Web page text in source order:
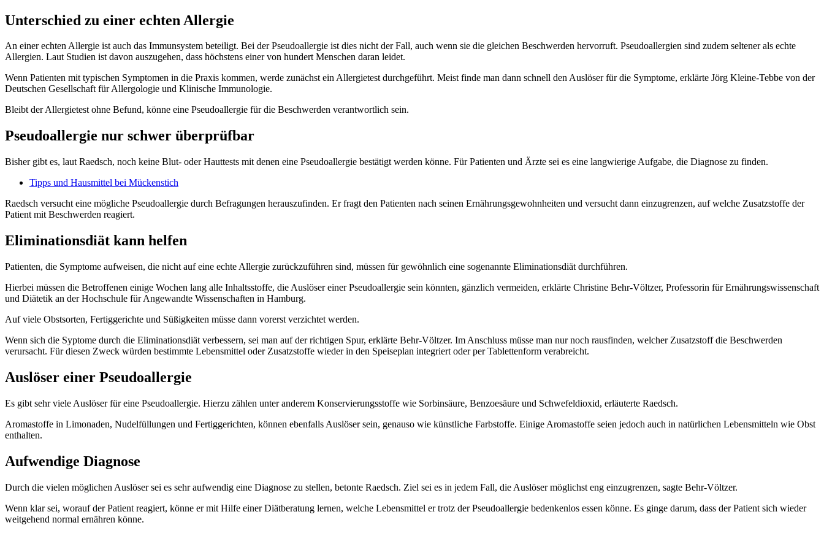
Unterschied zu einer echten Allergie
An einer echten Allergie ist auch das Immunsystem beteiligt. Bei der Pseudoallergie ist dies nicht der Fall, auch wenn sie die gleichen Beschwerden hervorruft. Pseudoallergien sind zudem seltener als echte
Allergien. Laut Studien ist davon auszugehen, dass höchstens einer von hundert Menschen daran leidet.
Wenn Patienten mit typischen Symptomen in die Praxis kommen, werde zunächst ein Allergietest durchgeführt. Meist finde man dann schnell den Auslöser für die Symptome, erklärte Jörg Kleine-Tebbe von der
Deutschen Gesellschaft für Allergologie und Klinische Immunologie.
Bleibt der Allergietest ohne Befund, könne eine Pseudoallergie für die Beschwerden verantwortlich sein.
Pseudoallergie nur schwer überprüfbar
Bisher gibt es, laut Raedsch, noch keine Blut- oder Hauttests mit denen eine Pseudoallergie bestätigt werden könne. Für Patienten und Ärzte sei es eine langwierige Aufgabe, die Diagnose zu finden.
Tipps und Hausmittel bei Mückenstich
Raedsch versucht eine mögliche Pseudoallergie durch Befragungen herauszufinden. Er fragt den Patienten nach seinen Ernährungsgewohnheiten und versucht dann einzugrenzen, auf welche Zusatzstoffe der
Patient mit Beschwerden reagiert.
Eliminationsdiät kann helfen
Patienten, die Symptome aufweisen, die nicht auf eine echte Allergie zurückzuführen sind, müssen für gewöhnlich eine sogenannte Eliminationsdiät durchführen.
Hierbei müssen die Betroffenen einige Wochen lang alle Inhaltsstoffe, die Auslöser einer Pseudoallergie sein könnten, gänzlich vermeiden, erklärte Christine Behr-Völtzer, Professorin für Ernährungswissenschaft
und Diätetik an der Hochschule für Angewandte Wissenschaften in Hamburg.
Auf viele Obstsorten, Fertiggerichte und Süßigkeiten müsse dann vorerst verzichtet werden.
Wenn sich die Syptome durch die Eliminationsdiät verbessern, sei man auf der richtigen Spur, erklärte Behr-Völtzer. Im Anschluss müsse man nur noch rausfinden, welcher Zusatzstoff die Beschwerden
verursacht. Für diesen Zweck würden bestimmte Lebensmittel oder Zusatzstoffe wieder in den Speiseplan integriert oder per Tablettenform verabreicht.
Auslöser einer Pseudoallergie
Es gibt sehr viele Auslöser für eine Pseudoallergie. Hierzu zählen unter anderem Konservierungsstoffe wie Sorbinsäure, Benzoesäure und Schwefeldioxid, erläuterte Raedsch.
Aromastoffe in Limonaden, Nudelfüllungen und Fertiggerichten, können ebenfalls Auslöser sein, genauso wie künstliche Farbstoffe. Einige Aromastoffe seien jedoch auch in natürlichen Lebensmitteln wie Obst
enthalten.
Aufwendige Diagnose
Durch die vielen möglichen Auslöser sei es sehr aufwendig eine Diagnose zu stellen, betonte Raedsch. Ziel sei es in jedem Fall, die Auslöser möglichst eng einzugrenzen, sagte Behr-Völtzer.
Wenn klar sei, worauf der Patient reagiert, könne er mit Hilfe einer Diätberatung lernen, welche Lebensmittel er trotz der Pseudoallergie bedenkenlos essen könne. Es ginge darum, dass der Patient sich wieder
weitgehend normal ernähren könne.